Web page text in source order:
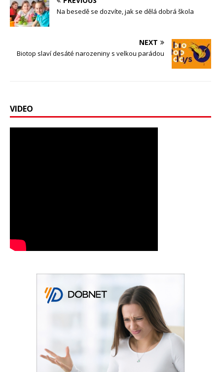
Na besedě se dozvíte, jak se dělá dobrá škola
NEXT
Biotop slaví desáté narozeniny s velkou parádou
VIDEO